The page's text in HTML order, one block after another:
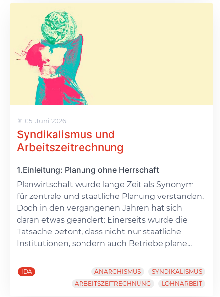
05. Juni 2026
Syndikalismus und
Arbeitszeitrechnung
1.Einleitung: Planung ohne Herrschaft
Planwirtschaft wurde lange Zeit als Synonym
für zentrale und staatliche Planung verstanden.
Doch in den vergangenen Jahren hat sich
daran etwas geändert: Einerseits wurde die
Tatsache betont, dass nicht nur staatliche
Institutionen, sondern auch Betriebe plane...
IDA ANARCHISMUS
SYNDIKALISMUS
ARBEITSZEITRECHNUNG
LOHNARBEIT